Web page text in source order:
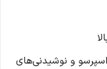
و نوشیدنی‌های